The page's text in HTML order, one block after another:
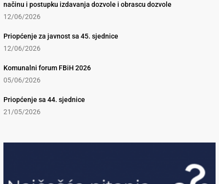
načinu i postupku izdavanja dozvole i obrascu dozvole
12/06/2026
Priopćenje za javnost sa 45. sjednice
12/06/2026
Komunalni forum FBiH 2026
05/06/2026
Priopćenje sa 44. sjednice
21/05/2026